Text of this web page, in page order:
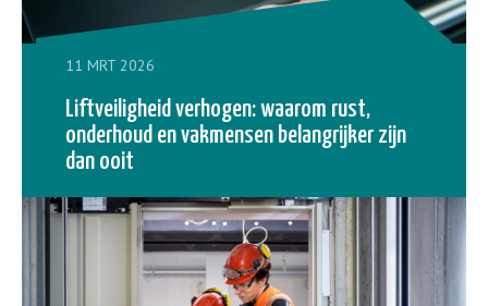
11 MRT 2026
Liftveiligheid verhogen: waarom rust,
onderhoud en vakmensen belangrijker zijn
dan ooit